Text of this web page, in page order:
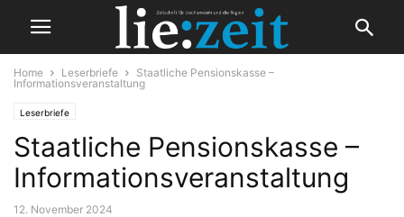
Home Leserbriefe
Staatliche Pensionskasse –
Informationsveranstaltung
Leserbriefe
Staatliche Pensionskasse –
Informationsveranstaltung
12. November 2024